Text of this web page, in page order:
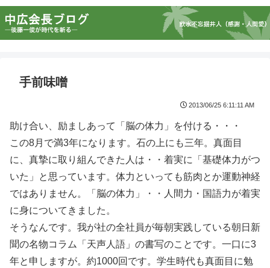
手前味噌
2013/06/25 6:11:11 AM
助け合い、励ましあって「脳の体力」を付ける・・・
この8月で満3年になります。石の上にも三年。真面目
に、真摯に取り組んできた人は・・着実に「基礎体力がつ
いた」と思っています。体力といっても筋肉とか運動神経
ではありません。「脳の体力」・・人間力・国語力が着実
に身についてきました。
そうなんです。我が社の全社員が毎朝実践している朝日新
聞の名物コラム「天声人語」の書写のことです。一口に3
年と申しますが。約1000回です。学生時代も真面目に勉